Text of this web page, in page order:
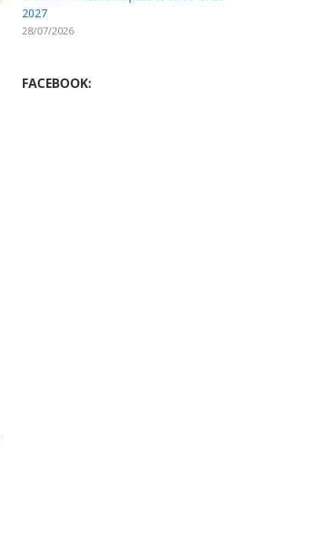
2027
28/07/2026
FACEBOOK: